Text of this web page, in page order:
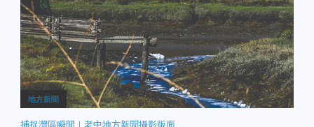
地方新聞
捕捉灣區瞬間｜老中地方新聞攝影版面